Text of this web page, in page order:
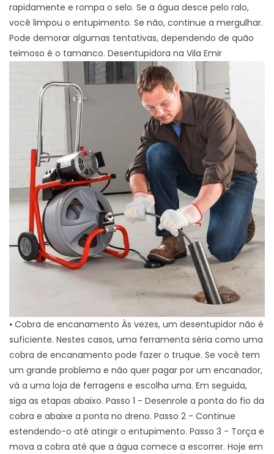
rapidamente e rompa o selo. Se a água desce pelo ralo,
você limpou o entupimento. Se não, continue a mergulhar.
Pode demorar algumas tentativas, dependendo de quão
teimoso é o tamanco. Desentupidora na Vila Emir
⦁ Cobra de encanamento Às vezes, um desentupidor não é
suficiente. Nestes casos, uma ferramenta séria como uma
cobra de encanamento pode fazer o truque. Se você tem
um grande problema e não quer pagar por um encanador,
vá a uma loja de ferragens e escolha uma. Em seguida,
siga as etapas abaixo. Passo 1 - Desenrole a ponta do fio da
cobra e abaixe a ponta no dreno. Passo 2 - Continue
estendendo-o até atingir o entupimento. Passo 3 - Torça e
mova a cobra até que a água comece a escorrer. Hoje em